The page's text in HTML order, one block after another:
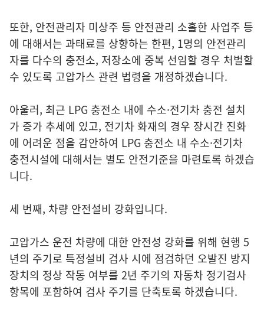
또한, 안전관리자 미상주 등 안전관리 소홀한 사업주 등
에 대해서는 과태료를 상향하는 한편, 1명의 안전관리
자를 다수의 충전소, 저장소에 중복 선임할 경우 처벌할
수 있도록 고압가스 관련 법령을 개정하겠습니다.
아울러, 최근 LPG 충전소 내에 수소·전기차 충전 설치
가 증가 추세에 있고, 전기차 화재의 경우 장시간 진화
에 어려운 점을 감안하여 LPG 충전소 내 수소·전기차
충전시설에 대해서는 별도 안전기준을 마련토록 하겠습
니다.
세 번째, 차량 안전설비 강화입니다.
고압가스 운전 차량에 대한 안전성 강화를 위해 현행 5
년의 주기로 특정설비 검사 시에 점검하던 오발진 방지
장치의 정상 작동 여부를 2년 주기의 자동차 정기검사
항목에 포함하여 검사 주기를 단축토록 하겠습니다.